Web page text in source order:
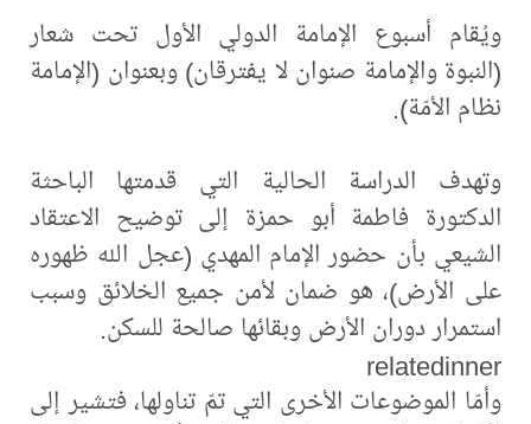
ويُقام أسبوع الإمامة الدولي الأول تحت شعار
(النبوة والإمامة صنوان لا يفترقان) وبعنوان (الإمامة
نظام الأمّة).
وتهدف الدراسة الحالية التي قدمتها الباحثة
الدكتورة فاطمة أبو حمزة إلى توضيح الاعتقاد
الشيعي بأن حضور الإمام المهدي (عجل الله ظهوره
على الأرض)، هو ضمان لأمن جميع الخلائق وسبب
استمرار دوران الأرض وبقائها صالحة للسكن.
relatedinner
وأمّا الموضوعات الأخرى التي تمّ تناولها، فتشير إلى